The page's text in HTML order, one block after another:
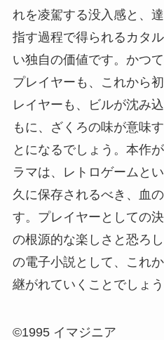
れを凌駕する没入感と、
指す過程で得られるカタ
い独自の価値です。かつ
プレイヤーも、これから
レイヤーも、ビルが沈み
もに、ざくろの味が意味
とになるでしょう。本作
ラマは、レトロゲームと
久に保存されるべき、血
す。プレイヤーとしての
の根源的な楽しさと恐ろ
の電子小説として、これ
継がれていくことでしょう
©1995 イマジニア